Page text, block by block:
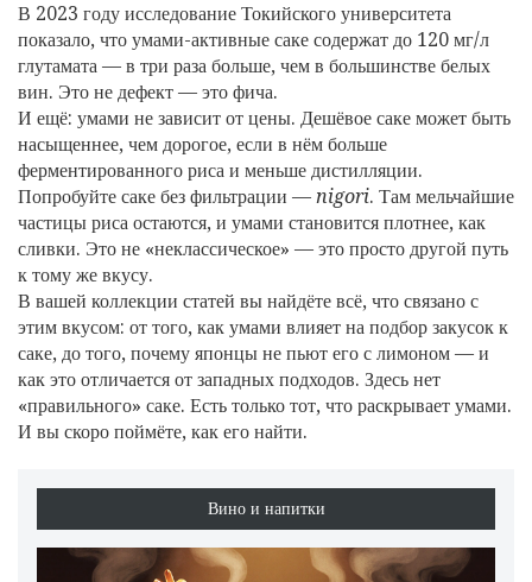
В 2023 году исследование Токийского университета
показало, что умами-активные саке содержат до 120 мг/л
глутамата — в три раза больше, чем в большинстве белых
вин. Это не дефект — это фича.
И ещё: умами не зависит от цены. Дешёвое саке может быть
насыщеннее, чем дорогое, если в нём больше
ферментированного риса и меньше дистилляции.
Попробуйте саке без фильтрации — nigori. Там мельчайшие
частицы риса остаются, и умами становится плотнее, как
сливки. Это не «неклассическое» — это просто другой путь
к тому же вкусу.
В вашей коллекции статей вы найдёте всё, что связано с
этим вкусом: от того, как умами влияет на подбор закусок к
саке, до того, почему японцы не пьют его с лимоном — и
как это отличается от западных подходов. Здесь нет
«правильного» саке. Есть только тот, что раскрывает умами.
И вы скоро поймёте, как его найти.
Вино и напитки